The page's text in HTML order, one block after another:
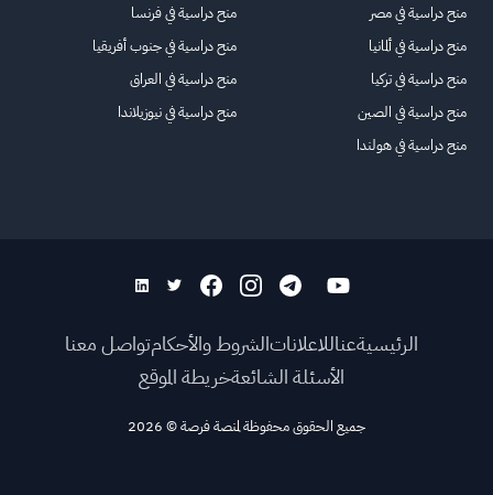
منح دراسية في مصر
منح دراسية في ألمانيا
منح دراسية في تركيا
منح دراسية في الصين
منح دراسية في هولندا
منح دراسية في فرنسا
منح دراسية في جنوب أفريقيا
منح دراسية في العراق
منح دراسية في نيوزيلاندا
الرئيسيةعناللاعلاناتالشروط والأحكامتواصل معنا
الأسئلة الشائعةخريطة الموقع
جميع الحقوق محفوظة لمنصة فرصة©
2026